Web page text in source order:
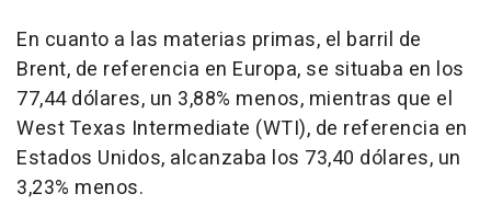
En cuanto a las materias primas, el barril de
Brent, de referencia en Europa, se situaba en los
77,44 dólares, un 3,88% menos, mientras que el
West Texas Intermediate (WTI), de referencia en
Estados Unidos, alcanzaba los 73,40 dólares, un
3,23% menos.